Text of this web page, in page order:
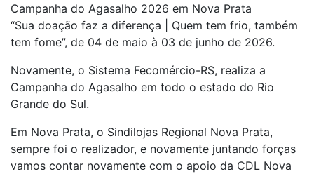
Campanha do Agasalho 2026 em Nova Prata
“Sua doação faz a diferença | Quem tem frio, também
tem fome”, de 04 de maio à 03 de junho de 2026.
Novamente, o Sistema Fecomércio-RS, realiza a
Campanha do Agasalho em todo o estado do Rio
Grande do Sul.
Em Nova Prata, o Sindilojas Regional Nova Prata,
sempre foi o realizador, e novamente juntando forças
vamos contar novamente com o apoio da CDL Nova